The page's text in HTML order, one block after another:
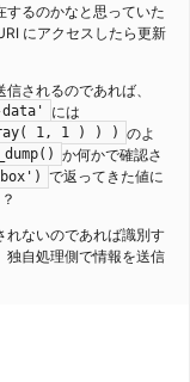
するのかなと思っていた
にアクセスしたら更新
されるのであれば、
には
1, 1 ) ) ) のよ
か何かで確認さ
で返ってきた値に
れないのであれば識別す
独自処理側で情報を送信